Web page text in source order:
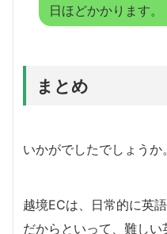
日ほどかかります。
まとめ
いかがでしたでしょうか。
越境ECは、日常的に英
だからといって、難し